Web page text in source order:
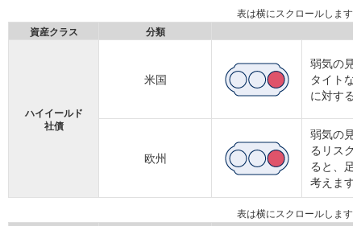
資産クラス 分類
ハイイールド
社債
米国
弱気の見
タイトな
に対する
欧州
弱気の見
るリスク
ると、足
考えます